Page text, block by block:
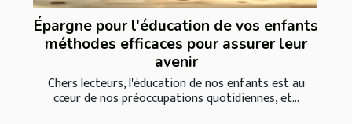
Épargne pour l'éducation de vos enfants
méthodes efficaces pour assurer leur
avenir
Chers lecteurs, l'éducation de nos enfants est au
cœur de nos préoccupations quotidiennes, et...